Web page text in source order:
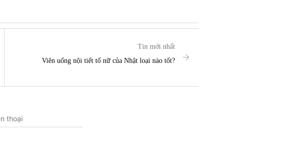
Tin mới nhất
Viên uống nội tiết tố nữ của Nhật loại nào tốt?